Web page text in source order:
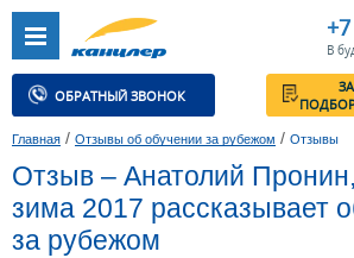
В
ОБРАТНЫЙ ЗВОНОК
Главная / Отзывы об обучении за рубежом / Отзывы
Отзыв – Анатолий
зима 2017 рассказывает
за рубежом